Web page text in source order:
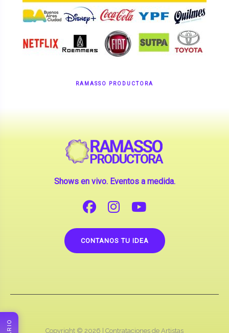
RAMASSO PRODUCTORA
Shows en vivo. Eventos a medida.
CONTANOS TU IDEA
Copyright © 2026 | Contrataciones de Artistas